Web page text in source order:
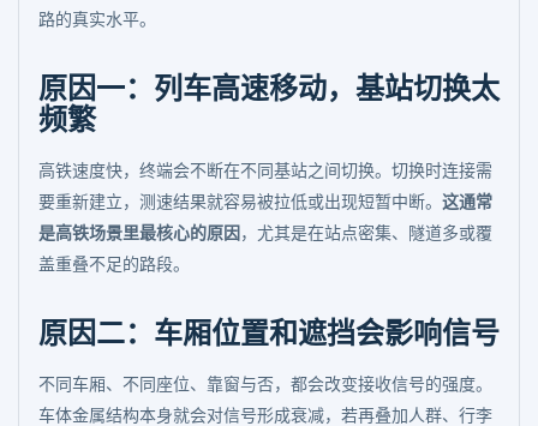
路的真实水平。
原因一：列车高速移动，基站切换太
频繁
高铁速度快，终端会不断在不同基站之间切换。切换时连接需
要重新建立，测速结果就容易被拉低或出现短暂中断。 这通常
是高铁场景里最核心的原因 ，尤其是在站点密集、隧道多或覆
盖重叠不足的路段。
原因二：车厢位置和遮挡会影响信号
不同车厢、不同座位、靠窗与否，都会改变接收信号的强度。
车体金属结构本身就会对信号形成衰减，若再叠加人群、行李